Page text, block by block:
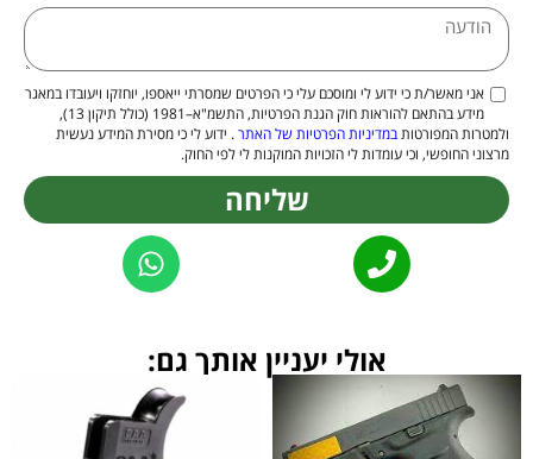
אני מאשר/ת כי ידוע לי ומוסכם עלי כי הפרטים שמסרתי ייאספו, יוחזקו ויעובדו במאגר
מידע בהתאם להוראות חוק הגנת הפרטיות, התשמ"א–1981 (כולל תיקון 13),
ולמטרות המפורטותבמדיניות הפרטיות של האתר. ידוע לי כי מסירת המידע נעשית
מרצוני החופשי, וכי עומדות לי הזכויות המוקנות לי לפי החוק.
שליחה
אולי יעניין אותך גם: